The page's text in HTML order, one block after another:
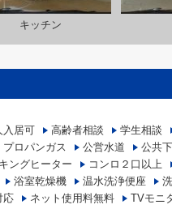
キッチン
入居可 高齢者相談 学生相談
プロパンガス 公営水道 公共
ングヒーター コンロ２口以上
浴室乾燥機 温水洗浄便座
応 ネット使用料無料 TVモニ